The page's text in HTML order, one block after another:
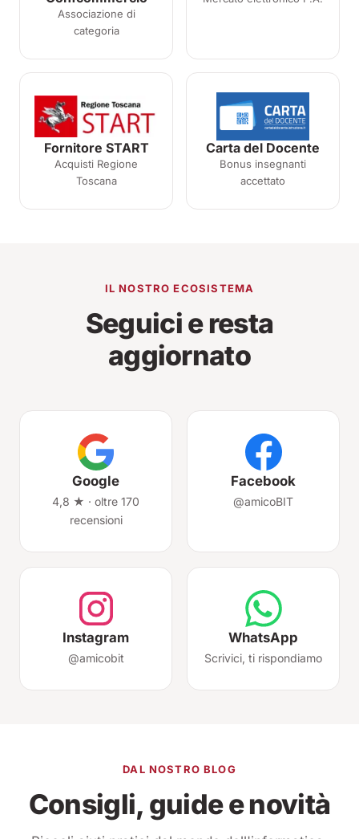
Associazione di
categoria
Fornitore START
Acquisti Regione
Toscana
Carta del Docente
Bonus insegnanti
accettato
IL NOSTRO ECOSISTEMA
Seguici e resta
aggiornato
Google
4,8 ★ · oltre 170
recensioni
Facebook
@amicoBIT
Instagram
@amicobit
WhatsApp
Scrivici, ti rispondiamo
DAL NOSTRO BLOG
Consigli, guide e novità